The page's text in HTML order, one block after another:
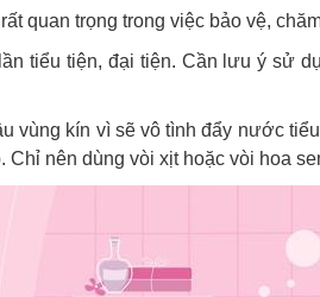
quan trọng trong việc bảo vệ,
tiểu tiện, đại tiện. Cần lưu ý sử
vùng kín vì sẽ vô tình đẩy nước
nên dùng vòi xịt hoặc vòi hoa